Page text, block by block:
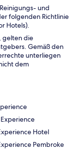
und
folgenden Richtlinie
Hotels).
gelten die
Gemäß den
unterliegen
dem
Hotel
Pembroke